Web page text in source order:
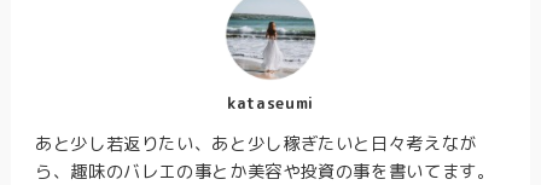
kataseumi
あと少し若返りたい、あと少し稼ぎたいと日々考えなが
ら、趣味のバレエの事とか美容や投資の事を書いてます。